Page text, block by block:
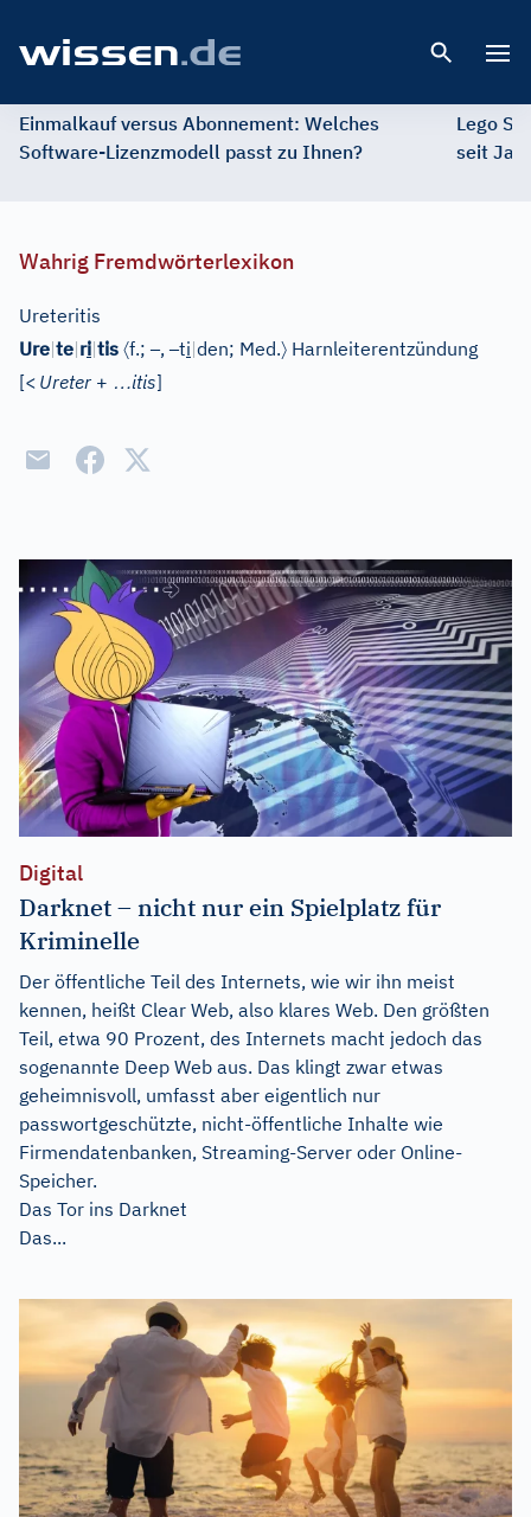
Einmalkauf versus Abonnement: Welches
Software-Lizenzmodell passt zu Ihnen?
Lego
seit
Wahrig Fremdwörterlexikon
Ureteritis
Ure|te|ri|tis 〈f.;–,–ti|den; Med.〉 Harnleiterentzündung
[< Ureter + …itis]
Digital
Darknet – nicht nur ein Spielplatz für
Kriminelle
Der öffentliche Teil des Internets, wie wir ihn meist
kennen, heißt Clear Web, also klares Web. Den größten
Teil, etwa 90 Prozent, des Internets macht jedoch das
sogenannte Deep Web aus. Das klingt zwar etwas
geheimnisvoll, umfasst aber eigentlich nur
passwortgeschützte, nicht-öffentliche Inhalte wie
Firmendatenbanken, Streaming-Server oder Online-
Speicher.
Das Tor ins Darknet
Das...